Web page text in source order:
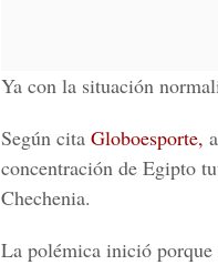
Ya con la situación
Según cita Globoesporte,
concentración de Egipto
Chechenia.
La polémica inició porque